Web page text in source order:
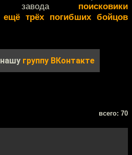
завода поисковики
ещё трёх погибших бойцов
группу ВКонтакте
всего: 70